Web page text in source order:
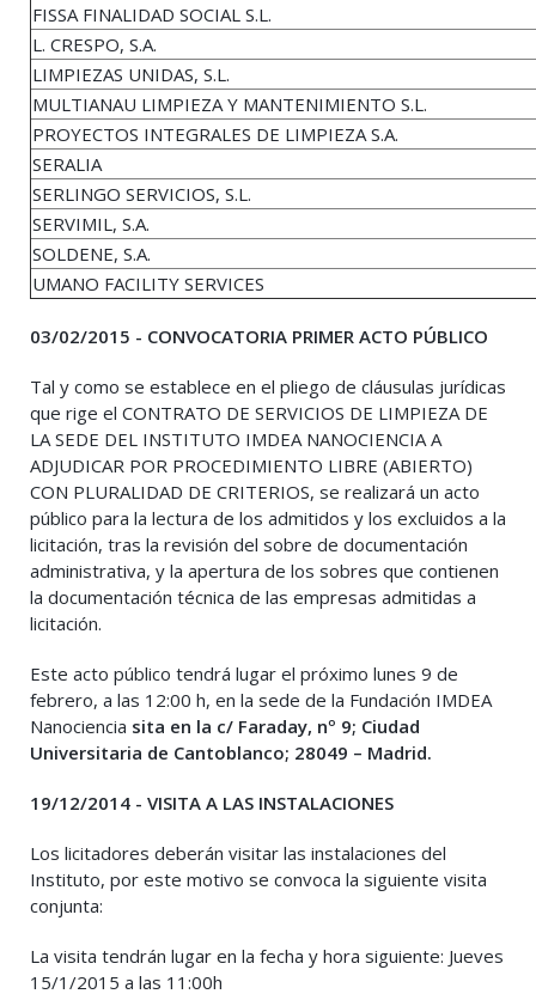
FISSA FINALIDAD SOCIAL S.L.
L. CRESPO, S.A.
LIMPIEZAS UNIDAS, S.L.
MULTIANAU LIMPIEZA Y MANTENIMIENTO S.L.
PROYECTOS INTEGRALES DE LIMPIEZA S.A.
SERALIA
SERLINGO SERVICIOS, S.L.
SERVIMIL, S.A.
SOLDENE, S.A.
UMANO FACILITY SERVICES
03/02/2015 - CONVOCATORIA PRIMER ACTO PÚBLICO
Tal y como se establece en el pliego de cláusulas jurídicas
que rige el CONTRATO DE SERVICIOS DE LIMPIEZA DE
LA SEDE DEL INSTITUTO IMDEA NANOCIENCIA A
ADJUDICAR POR PROCEDIMIENTO LIBRE (ABIERTO)
CON PLURALIDAD DE CRITERIOS, se realizará un acto
público para la lectura de los admitidos y los excluidos a la
licitación, tras la revisión del sobre de documentación
administrativa, y la apertura de los sobres que contienen
la documentación técnica de las empresas admitidas a
licitación.
Este acto público tendrá lugar el próximo lunes 9 de
febrero, a las 12:00 h, en la sede de la Fundación IMDEA
Nanociencia sita en la c/ Faraday, nº 9; Ciudad
Universitaria de Cantoblanco; 28049 – Madrid.
19/12/2014 - VISITA A LAS INSTALACIONES
Los licitadores deberán visitar las instalaciones del
Instituto, por este motivo se convoca la siguiente visita
conjunta:
La visita tendrán lugar en la fecha y hora siguiente: Jueves
15/1/2015 a las 11:00h